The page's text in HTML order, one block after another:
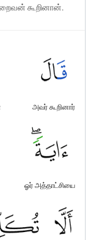
கூறினான்.
அவர் கூறினார்
ஓர் அத்தாட்சியை